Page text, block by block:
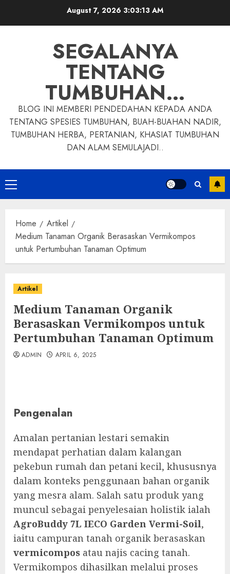
August 7, 2026 3:03:14 AM
SEGALANYA
TENTANG
TUMBUHAN…
BLOG INI MEMBERI PENDEDAHAN KEPADA ANDA
TENTANG SPESIES TUMBUHAN, BUAH-BUAHAN NADIR,
TUMBUHAN HERBA, PERTANIAN, KHASIAT TUMBUHAN
DAN ALAM SEMULAJADI..
Primary
Menu
Home
Artikel
Medium Tanaman Organik Berasaskan Vermikompos
untuk Pertumbuhan Tanaman Optimum
Artikel
Medium Tanaman Organik
Berasaskan Vermikompos untuk
Pertumbuhan Tanaman Optimum
ADMIN APRIL 6, 2025
Pengenalan
Amalan pertanian lestari semakin
mendapat perhatian dalam kalangan
pekebun rumah dan petani kecil, khususnya
dalam konteks penggunaan bahan organik
yang mesra alam. Salah satu produk yang
muncul sebagai penyelesaian holistik ialah
AgroBuddy 7L IECO Garden Vermi-Soil,
iaitu campuran tanah organik berasaskan
vermicompos atau najis cacing tanah.
Vermikompos dihasilkan melalui proses